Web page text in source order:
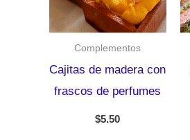
Complementos
Cajitas de madera con
frascos de perfumes
$5.50